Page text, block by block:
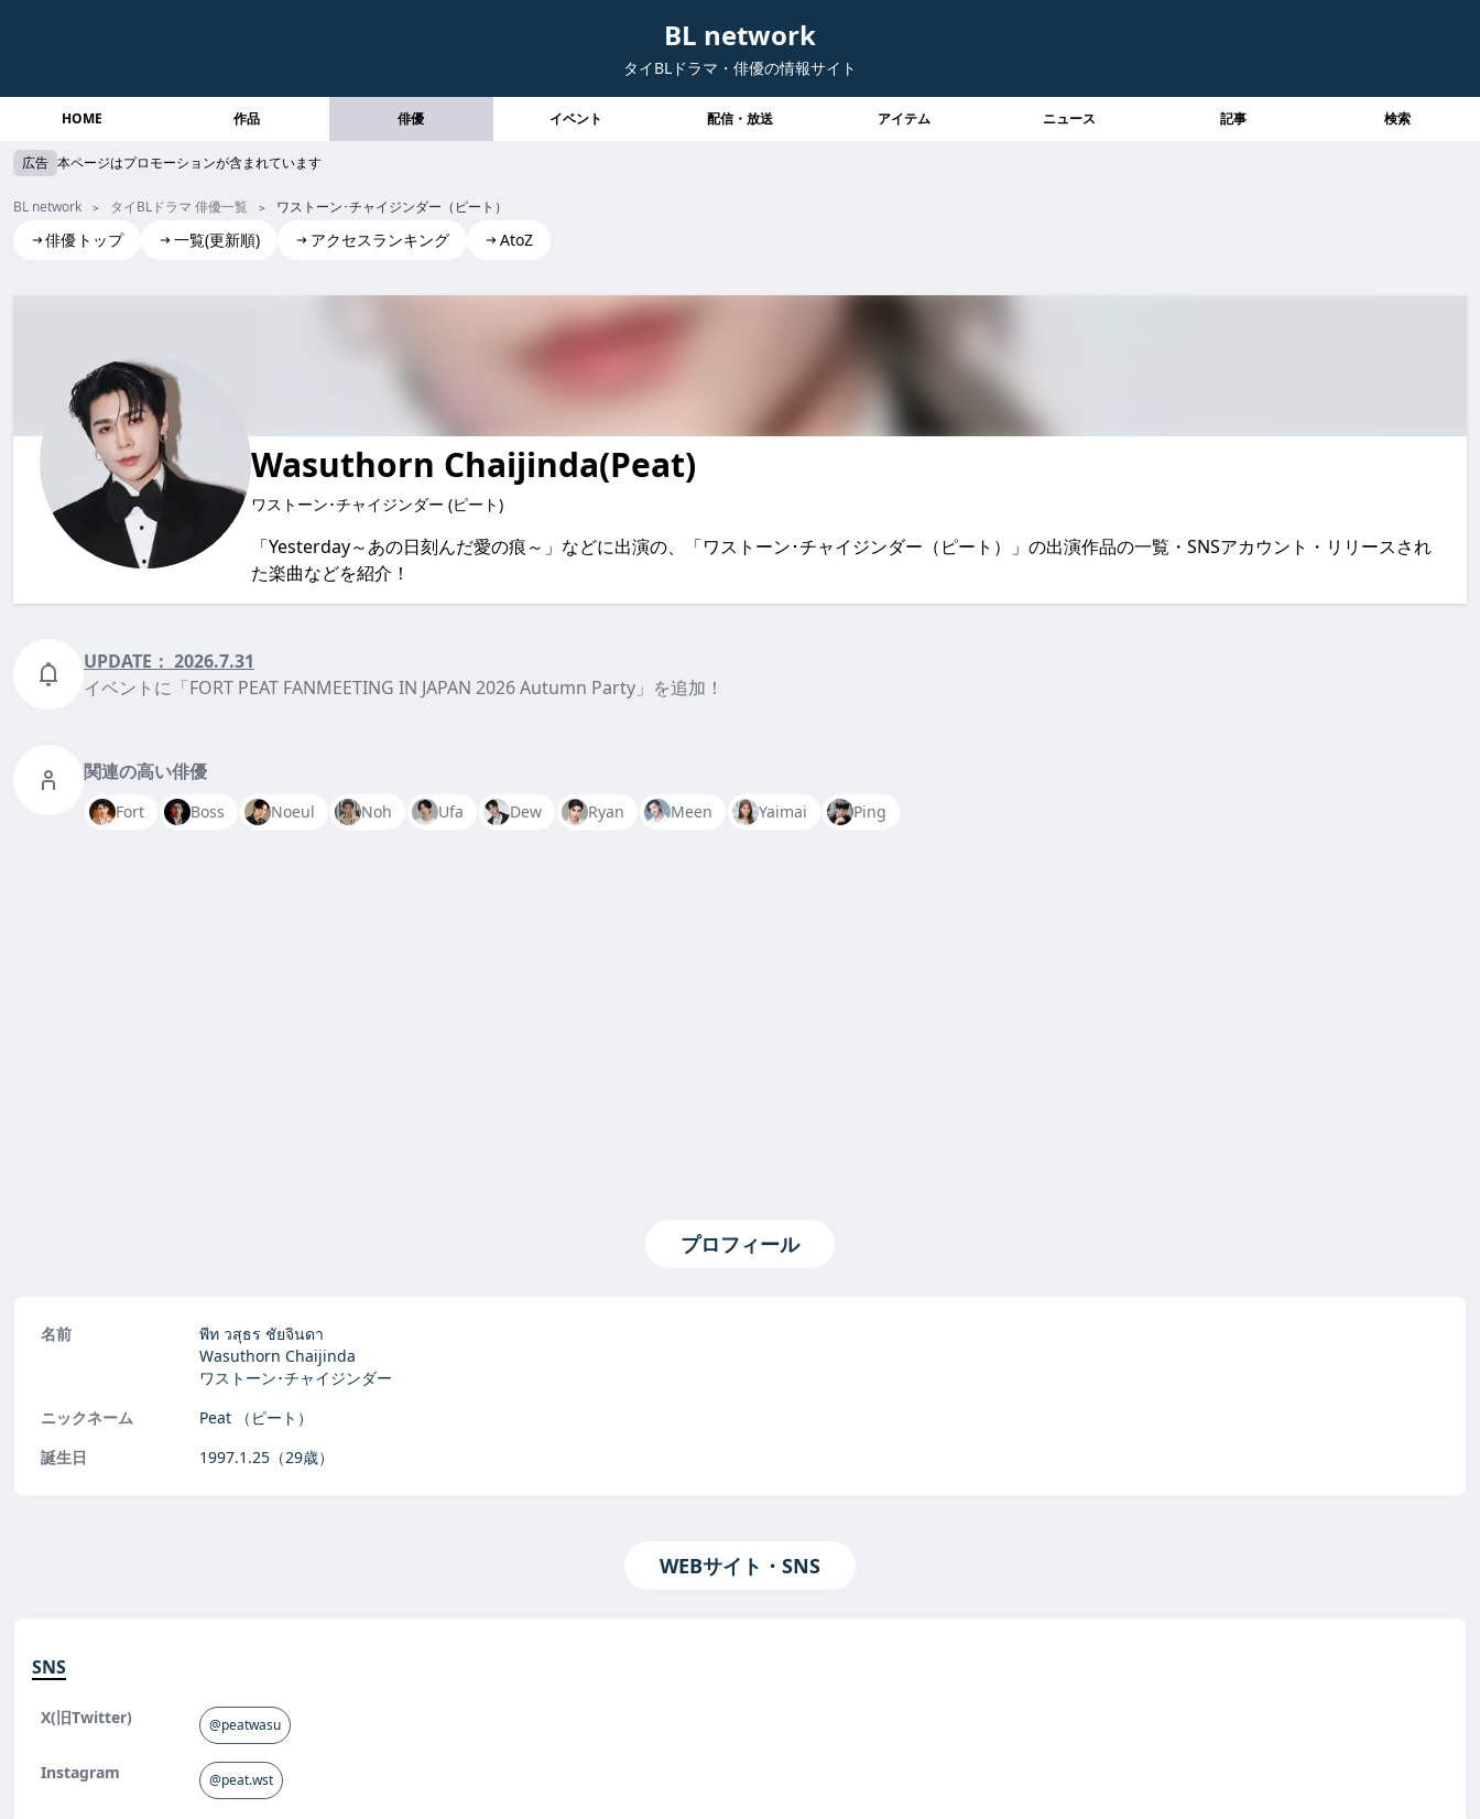
BL network
タイBLドラマ・俳優の情報サイト
HOME 作品 俳優 イベント 配信・放送 アイテム ニュース 記事 検索
広告 本ページはプロモーションが含まれています
BL network タイBLドラマ 俳優一覧 ワストーン･チャイジンダー（ピート）
俳優トップ 一覧(更新順) アクセスランキング AtoZ
Wasuthorn Chaijinda(Peat)
ワストーン･チャイジンダー (ピート)
「Yesterday～あの日刻んだ愛の痕～」などに出演の、「ワストーン･チャイジンダー（ピート）」の出演作品の一覧・SNSアカウント・リリースされ
た楽曲などを紹介！
UPDATE： 2026.7.31
イベントに「FORT PEAT FANMEETING IN JAPAN 2026 Autumn Party」を追加！
関連の高い俳優
Fort Boss Noeul Noh Ufa Dew Ryan Meen Yaimai Ping
プロフィール
名前
พีท วสุธร ชัยจินดา
Wasuthorn Chaijinda
ワストーン･チャイジンダー
ニックネーム
Peat
（ピート）
誕生日
1997.1.25 （29歳）
WEBサイト・SNS
SNS
X(旧Twitter) @peatwasu
Instagram @peat.wst